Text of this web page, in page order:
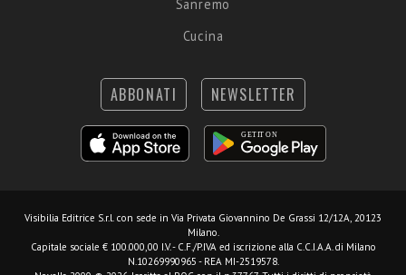
Sanremo
Cucina
ABBONATI NEWSLETTER
Visibilia Editrice S.r.l. con sede in Via Privata Giovannino De Grassi 12/12A, 20123
Milano.
Capitale sociale € 100.000,00 I.V. - C.F./P.IVA ed iscrizione alla C.C.I.A.A. di Milano
N.10269990965 - REA MI-2519578.